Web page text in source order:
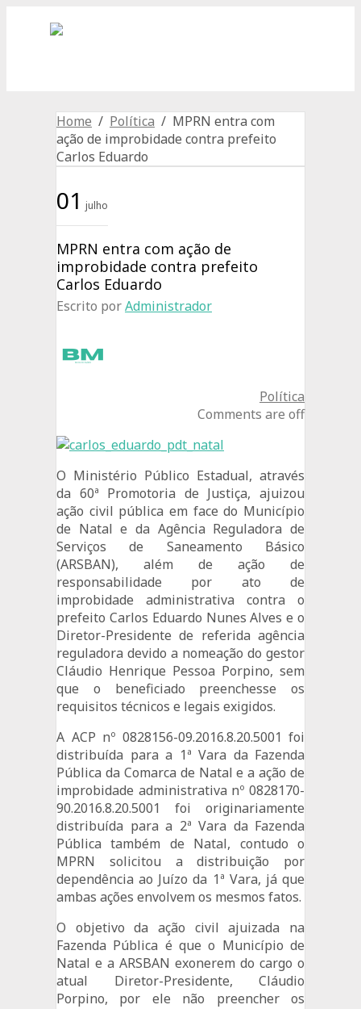
Home / Política / MPRN entra com
ação de improbidade contra prefeito
Carlos Eduardo
01 julho
MPRN entra com ação de
improbidade contra prefeito
Carlos Eduardo
Escrito porAdministrador
Política
Comments are off
O Ministério Público Estadual, através
da 60ª Promotoria de Justiça, ajuizou
ação civil pública em face do Município
de Natal e da Agência Reguladora de
Serviços de Saneamento Básico
(ARSBAN), além de ação de
responsabilidade por ato de
improbidade administrativa contra o
prefeito Carlos Eduardo Nunes Alves e o
Diretor-Presidente de referida agência
reguladora devido a nomeação do gestor
Cláudio Henrique Pessoa Porpino, sem
que o beneficiado preenchesse os
requisitos técnicos e legais exigidos.
A ACP nº 0828156-09.2016.8.20.5001 foi
distribuída para a 1ª Vara da Fazenda
Pública da Comarca de Natal e a ação de
improbidade administrativa nº 0828170-
90.2016.8.20.5001 foi originariamente
distribuída para a 2ª Vara da Fazenda
Pública também de Natal, contudo o
MPRN solicitou a distribuição por
dependência ao Juízo da 1ª Vara, já que
ambas ações envolvem os mesmos fatos.
O objetivo da ação civil ajuizada na
Fazenda Pública é que o Município de
Natal e a ARSBAN exonerem do cargo o
atual Diretor-Presidente, Cláudio
Porpino, por ele não preencher os